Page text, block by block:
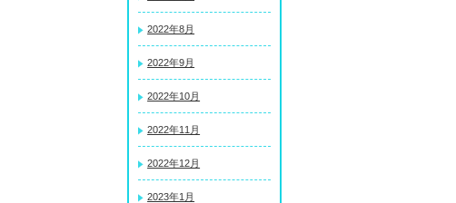
2022年8月
2022年9月
2022年10月
2022年11月
2022年12月
2023年1月